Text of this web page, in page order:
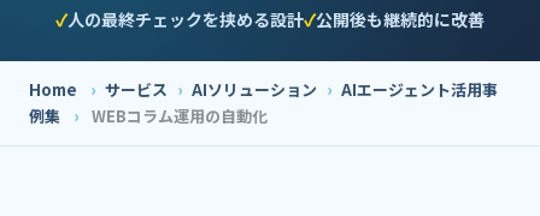
人の最終チェックを挟める設計 公開後も継続的に改善
Home › サービス › AIソリューション › AIエージェント活用事
例集
› WEBコラム運用の自動化